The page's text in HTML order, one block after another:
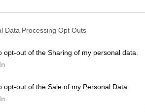
Data Processing Opt Outs
opt-out of the Sharing of my personal data.
opt-out of the Sale of my Personal Data.
La cultura bavarese è
tempi antichi, bratwurst,
splendore che produce la
Anche se in Baviera e
rappresentante dell'arte birraria
Brau di Norimberga si
hanno chiamato a bordo il